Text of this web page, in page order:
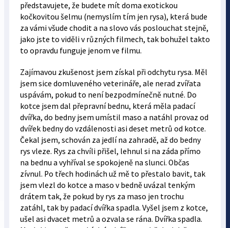
představujete, že budete mít doma exotickou
kočkovitou šelmu (nemyslím tím jen rysa), která bude
za vámi všude chodit a na slovo vás poslouchat stejně,
jako jste to viděli v různých filmech, tak bohužel takto
to opravdu funguje jenom ve filmu.
Zajímavou zkušenost jsem získal při odchytu rysa. Měl
jsem sice domluveného veterináře, ale nerad zvířata
uspávám, pokud to není bezpodmínečně nutné. Do
kotce jsem dal přepravní bednu, která měla padací
dvířka, do bedny jsem umístil maso a natáhl provaz od
dvířek bedny do vzdálenosti asi deset metrů od kotce.
Čekal jsem, schován za jedlí na zahradě, až do bedny
rys vleze. Rys za chvíli přišel, lehnul si na záda přímo
na bednu a vyhříval se spokojeně na slunci. Občas
zívnul. Po třech hodinách už mě to přestalo bavit, tak
jsem vlezl do kotce a maso v bedně uvázal tenkým
drátem tak, že pokud by rys za maso jen trochu
zatáhl, tak by padací dvířka spadla. Vyšel jsem z kotce,
ušel asi dvacet metrů a ozvala se rána. Dvířka spadla.